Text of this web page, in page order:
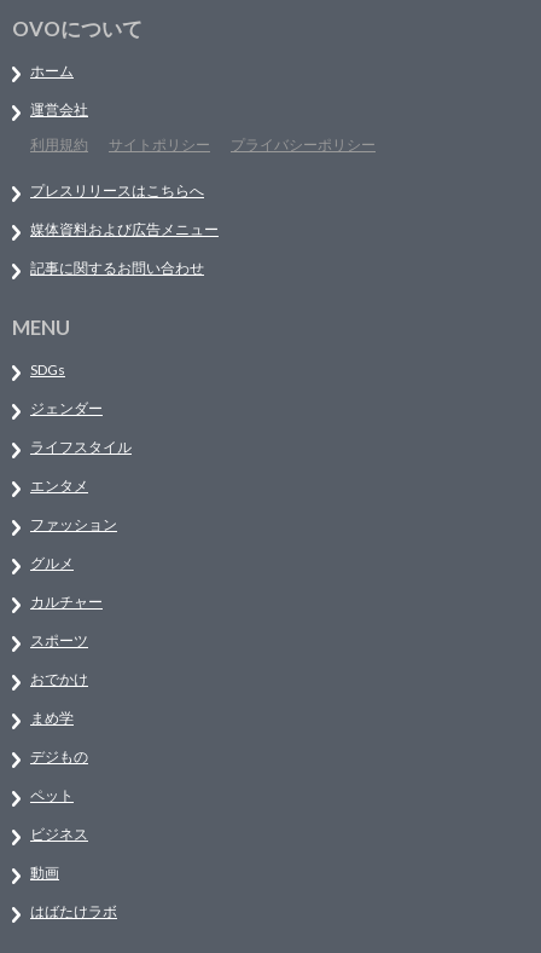
OVOについて
ホーム
運営会社
利用規約
サイトポリシー プライバシーポリシー
プレスリリースはこちらへ
媒体資料および広告メニュー
記事に関するお問い合わせ
MENU
SDGs
ジェンダー
ライフスタイル
エンタメ
ファッション
グルメ
カルチャー
スポーツ
おでかけ
まめ学
デジもの
ペット
ビジネス
動画
はばたけラボ